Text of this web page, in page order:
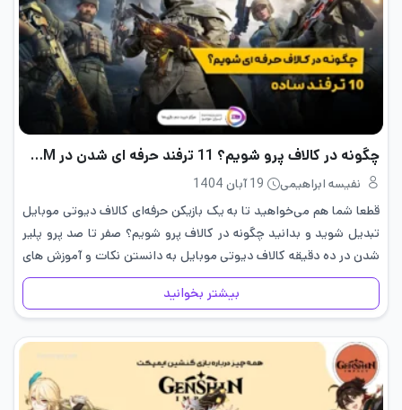
چگونه در کالاف پرو شویم؟ 11 ترفند حرفه ای شدن در CODM
نفیسه ابراهیمی
19 آبان 1404
قطعا شما هم می‌خواهید تا به یک بازیکن حرفه‌ای کالاف دیوتی موبایل
تبدیل شوید و بدانید چگونه در کالاف پرو شویم؟ صفر تا صد پرو پلیر
شدن در ده دقیقه کالاف دیوتی موبایل به دانستن نکات و آموزش های
پرو…
بیشتر بخوانید